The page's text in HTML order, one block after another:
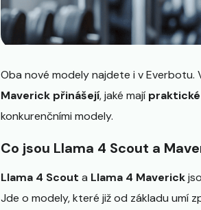
Oba nové modely najdete i v Everbotu.
Maverick přinášejí, jaké mají
konkurenčními modely.
Co jsou Llama 4 Scout a
Llama 4 Scout a Llama 4 Maverick
Jde o modely, které již od základu umí